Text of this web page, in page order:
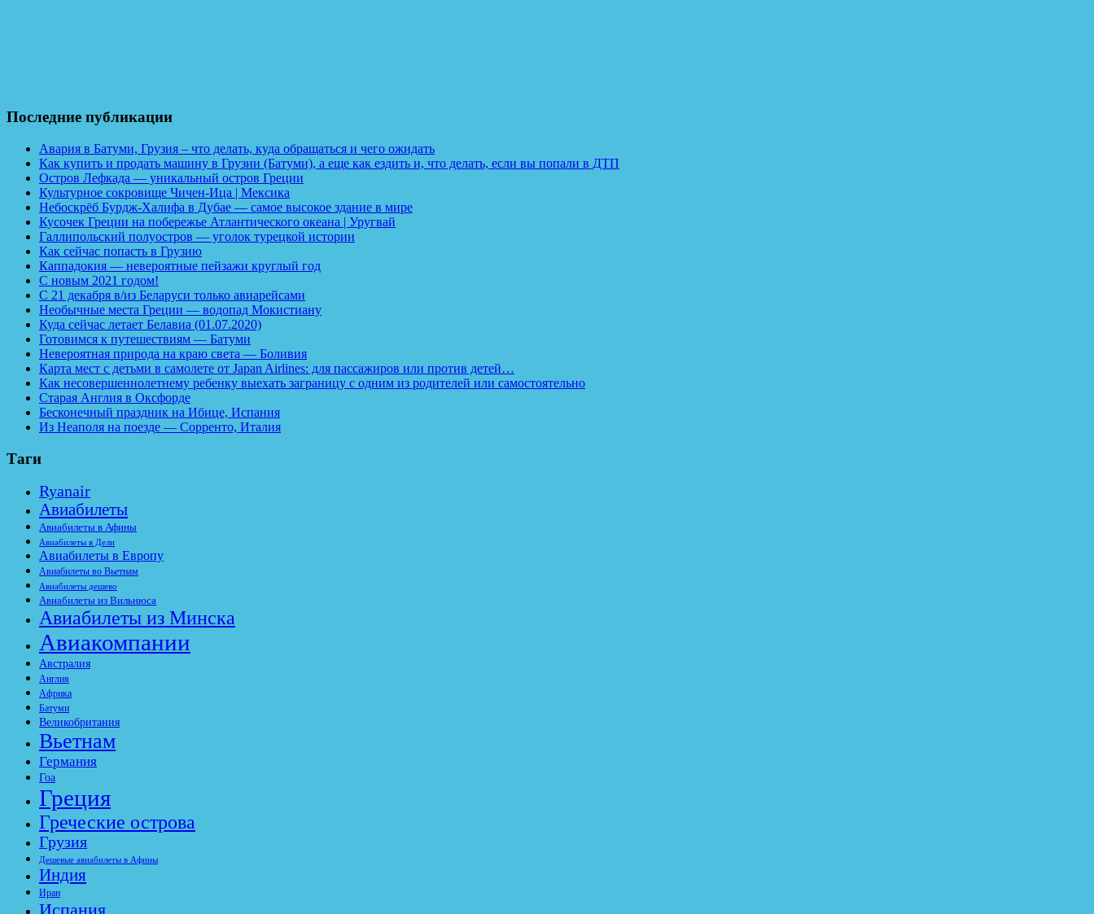
Последние публикации
Авария в Батуми, Грузия – что делать, куда обращаться и чего ожидать
Как купить и продать машину в Грузии (Батуми), а еще как ездить и, что делать, если вы попали в ДТП
Остров Лефкада — уникальный остров Греции
Культурное сокровище Чичен-Ица | Мексика
Небоскрёб Бурдж-Халифа в Дубае — самое высокое здание в мире
Кусочек Греции на побережье Атлантического океана | Уругвай
Галлипольский полуостров — уголок турецкой истории
Как сейчас попасть в Грузию
Каппадокия — невероятные пейзажи круглый год
С новым 2021 годом!
С 21 декабря в/из Беларуси только авиарейсами
Необычные места Греции — водопад Мокистиану
Куда сейчас летает Белавиа (01.07.2020)
Готовимся к путешествиям — Батуми
Невероятная природа на краю света — Боливия
Карта мест с детьми в самолете от Japan Airlines: для пассажиров или против детей…
Как несовершеннолетнему ребенку выехать заграницу с одним из родителей или самостоятельно
Старая Англия в Оксфорде
Бесконечный праздник на Ибице, Испания
Из Неаполя на поезде — Сорренто, Италия
Таги
Ryanair
Авиабилеты
Авиабилеты в Афины
Авиабилеты в Дели
Авиабилеты в Европу
Авиабилеты во Вьетнам
Авиабилеты дешево
Авиабилеты из Вильнюса
Авиабилеты из Минска
Авиакомпании
Австралия
Англия
Африка
Батуми
Великобритания
Вьетнам
Германия
Гоа
Греция
Греческие острова
Грузия
Дешевые авиабилеты в Афины
Индия
Иран
Испания